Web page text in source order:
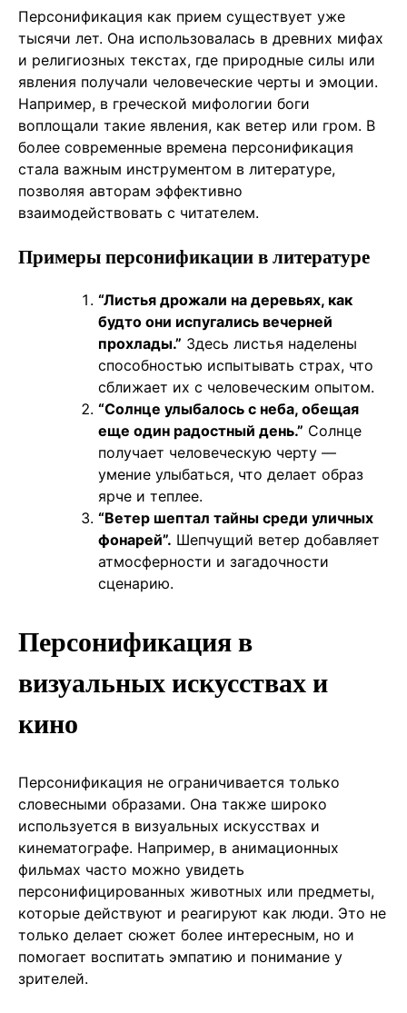
Персонификация как прием существует уже
тысячи лет. Она использовалась в древних мифах
и религиозных текстах, где природные силы или
явления получали человеческие черты и эмоции.
Например, в греческой мифологии боги
воплощали такие явления, как ветер или гром. В
более современные времена персонификация
стала важным инструментом в литературе,
позволяя авторам эффективно
взаимодействовать с читателем.
Примеры персонификации в литературе
“Листья дрожали на деревьях, как
будто они испугались вечерней
прохлады.” Здесь листья наделены
способностью испытывать страх, что
сближает их с человеческим опытом.
“Солнце улыбалось с неба, обещая
еще один радостный день.” Солнце
получает человеческую черту —
умение улыбаться, что делает образ
ярче и теплее.
“Ветер шептал тайны среди уличных
фонарей”. Шепчущий ветер добавляет
атмосферности и загадочности
сценарию.
Персонификация в
визуальных искусствах и
кино
Персонификация не ограничивается только
словесными образами. Она также широко
используется в визуальных искусствах и
кинематографе. Например, в анимационных
фильмах часто можно увидеть
персонифицированных животных или предметы,
которые действуют и реагируют как люди. Это не
только делает сюжет более интересным, но и
помогает воспитать эмпатию и понимание у
зрителей.